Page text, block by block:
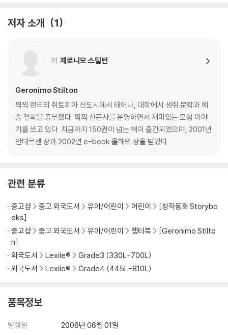
+ 리딩 레벨 : 3.0
저자 소개 1
저 제로니모 스틸턴
Geronimo Stilton
찍찍 랜드의 쥐토피아 신도시에서 태어나, 대학에서 생쥐 문학과 예
술 철학을 공부했다. 찍찍 신문사를 운영하면서 재미있는 모험 이야
기를 쓰고 있다. 지금까지 150권이 넘는 책이 출간되었으며, 2001년
안데르센 상과 2002년 e-book 올해의 상을 받았다.
관련 분류
중고샵 중고 외국도서 유아/어린이 어린이
[창작동화 Storybo
oks]
중고샵
중고 외국도서 유아/어린이 챕터북
[Geronimo Stilto
n]
외국도서
Lexile®
Grade3 (330L-700L)
외국도서
Lexile® Grade4 (445L-810L)
품목정보
발행일
2006년 06월 01일